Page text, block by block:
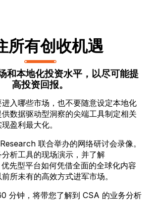
所有创收机遇
和本地化投资水平，以尽可能提
高投资回报。
入哪些市场，也不要随意设定本地化
数据驱动型洞察的尖端工具制定相关
盈利最大化。
联合举办的网络研讨会录像。
析工具的现场演示，并了解
先型平台如何凭借全面的全球化内容
所未有的高效方式进军市场。
分钟，将带您了解到 CSA 的业务分析